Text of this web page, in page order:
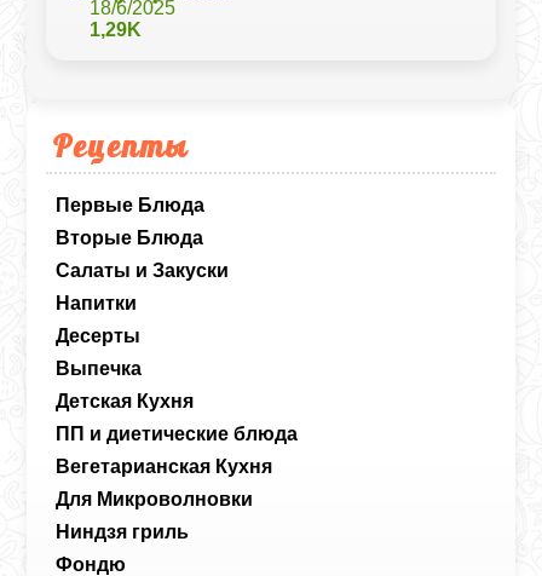
Рецепты
Первые Блюда
Вторые Блюда
Салаты и Закуски
Напитки
Десерты
Выпечка
Детская Кухня
ПП и диетические блюда
Вегетарианская Кухня
Для Микроволновки
Ниндзя гриль
Фондю
18/6/2025
1,29K